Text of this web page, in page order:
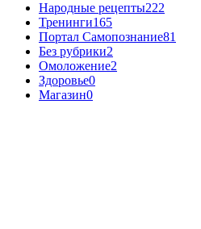
Народные рецепты222
Тренинги165
Портал Самопознание81
Без рубрики2
Омоложение2
Здоровье0
Магазин0